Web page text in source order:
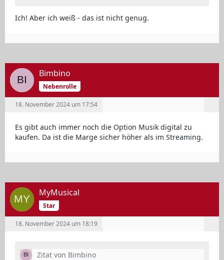
Ich! Aber ich weiß - das ist nicht genug.
Bimbino
Nebenrolle
18. November 2024 um 17:54
Es gibt auch immer noch die Option Musik digital zu
kaufen. Da ist die Marge sicher höher als im Streaming.
MyMusical
Star
18. November 2024 um 18:19
Zitat von Bimbino